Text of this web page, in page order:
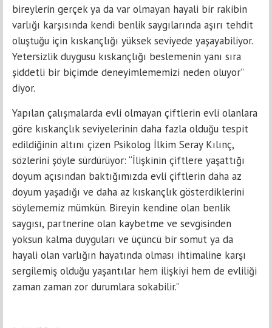
bireylerin gerçek ya da var olmayan hayali bir rakibin
varlığı karşısında kendi benlik saygılarında aşırı tehdit
oluştuğu için kıskançlığı yüksek seviyede yaşayabiliyor.
Yetersizlik duygusu kıskançlığı beslemenin yanı sıra
şiddetli bir biçimde deneyimlememizi neden oluyor”
diyor.
Yapılan çalışmalarda evli olmayan çiftlerin evli olanlara
göre kıskançlık seviyelerinin daha fazla olduğu tespit
edildiğinin altını çizen Psikolog İlkim Seray Kılınç,
sözlerini şöyle sürdürüyor: “İlişkinin çiftlere yaşattığı
doyum açısından baktığımızda evli çiftlerin daha az
doyum yaşadığı ve daha az kıskançlık gösterdiklerini
söylememiz mümkün. Bireyin kendine olan benlik
saygısı, partnerine olan kaybetme ve sevgisinden
yoksun kalma duyguları ve üçüncü bir somut ya da
hayali olan varlığın hayatında olması ihtimaline karşı
sergilemiş olduğu yaşantılar hem ilişkiyi hem de evliliği
zaman zaman zor durumlara sokabilir.”